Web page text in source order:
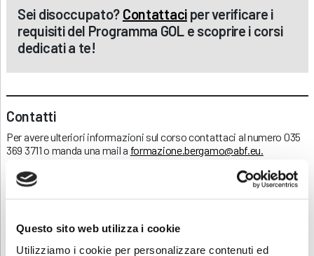
Questo sito web utilizza i cookie
Utilizziamo i cookie per personalizzare contenuti ed
Sei disoccupato? Contattaciper verificare i
requisiti del Programma GOL e scoprire i corsi
dedicati a te!
Contatti
Per avere ulteriori informazioni sul corso contattaci al numero 035
369 3711 o manda una mail a formazione.bergamo@abf.eu.
Scarica e condividi la locandina!
RICHIEDI INFORMAZIONI